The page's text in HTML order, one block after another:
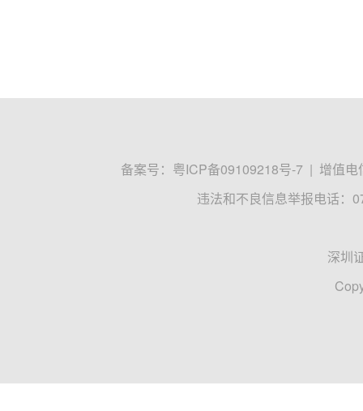
备案号： 粤ICP备09109218号-7 | 增值电
违法和不良信息举报电话：
深圳